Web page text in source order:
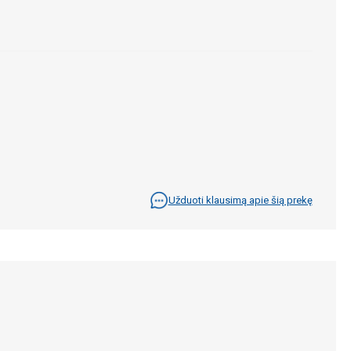
Užduoti klausimą apie šią prekę